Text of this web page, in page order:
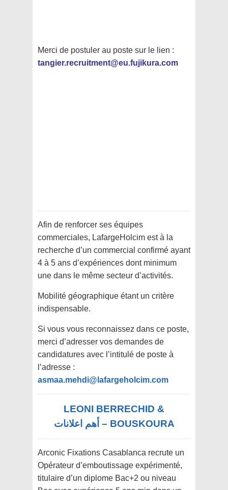
Merci de postuler au poste sur le lien :
tangier.recruitment@eu.fujikura.com
Afin de renforcer ses équipes
commerciales, LafargeHolcim est à la
recherche d’un commercial confirmé ayant
4 à 5 ans d’expériences dont minimum
une dans le même secteur d’activités.
Mobilité géographique étant un critère
indispensable.
Si vous vous reconnaissez dans ce poste,
merci d’adresser vos demandes de
candidatures avec l’intitulé de poste à
l’adresse :
asmaa.mehdi@lafargeholcim.com
LEONI BERRECHID &
BOUSKOURA – أهم اعلانات
Arconic Fixations Casablanca recrute un
Opérateur d’emboutissage expérimenté,
titulaire d’un diplome Bac+2 ou niveau